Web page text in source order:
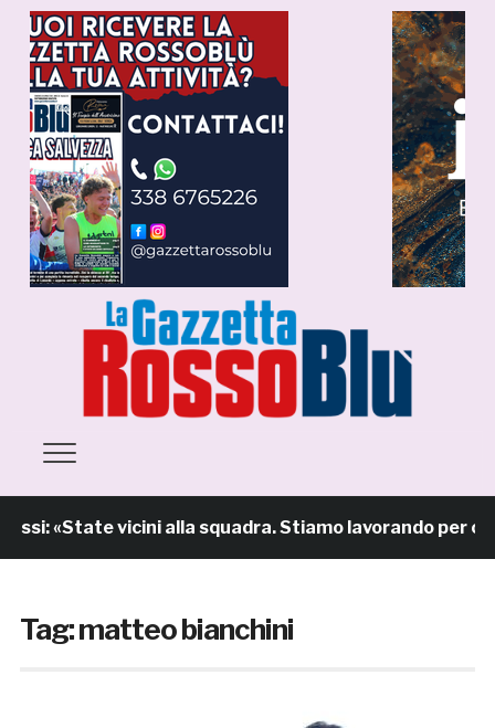
vicini alla squadra. Stiamo lavorando per
Tag:matteo bianchini